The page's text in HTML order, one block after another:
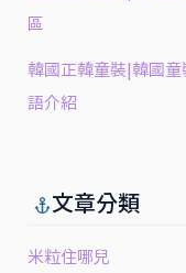
區
韓國正韓童裝|韓國
語介紹
文章分類
米粒住哪兒